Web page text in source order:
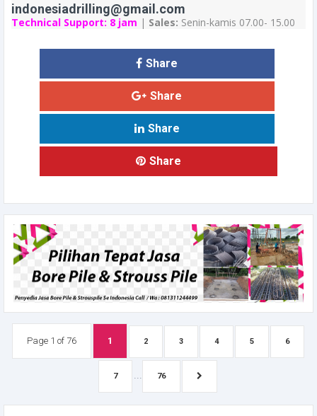
indonesiadrilling@gmail.com
Technical Support: 8 jam | Sales: Senin-kamis 07.00- 15.00
Share
Share
Share
Share
Page 1 of 76 1 2 3 4 5 6
7 ... 76